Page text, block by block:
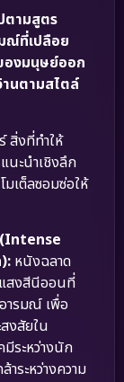
ตามสูตร
ณ์ที่เปลือย
องมนุษย์ออก
นตามสไตล์
สิ่งที่ทำให้
นะนำเชิงลึก
เต็ลซอมซ่อให้
(Intense
หนังฉลาด
แสงสีนีออนที่
ารมณ์ เพื่อ
งสัยใน
ระหว่างนัก
ระหว่างความ